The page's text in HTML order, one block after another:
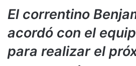
El correntino
acordó con el
para realizar el